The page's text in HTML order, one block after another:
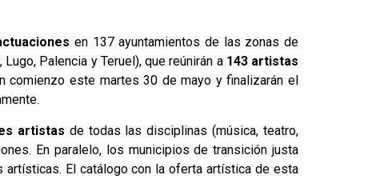
en 137 ayuntamientos de las zonas de
Palencia y Teruel), que reúnirán a 143 artistas
comienzo este martes 30 de mayo y finalizarán el
artistas de todas las disciplinas (música, teatro,
En paralelo, los municipios de transición justa
El catálogo con la oferta artística de esta